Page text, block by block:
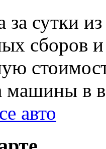
за сутки
сборов
в
авто